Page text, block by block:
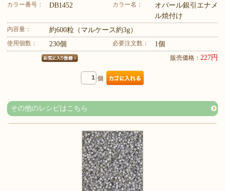
カラー番号： DB1452 カラー名：
オパール銀引エナメ
ル焼付け
内容量： 約600粒（マルケース約3g）
使用個数： 230個 必要注文数： 1個
販売価格： 227円
個
その他のレシピはこちら